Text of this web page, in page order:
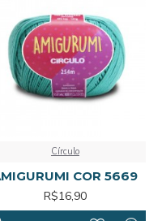
Círculo
COR 5669
R$16,90